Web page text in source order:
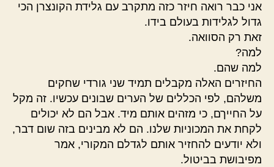
אני כבר רואה חיזר כזה מתקרב עם גלידת הקונצרן הכי
גדול לגלידות בעולם בידו.
זאת רק הסוואה.
למה?
למה שהם.
החיזרים האלה מקבלים תמיד שני גורדי שחקים
משלהם, לפי הכללים של הערים שבונים עכשיו. זה מקל
על החייךם, כי מזהים אותם מיד. אבל הם לא יכולים
לקחת את המכוניות שלנו. הם לא מבינים בזה שום דבר,
ולא יודעים להחזיר אותם לגדלם המקורי, אמר
מפיבושת בביטול.